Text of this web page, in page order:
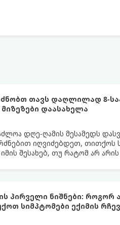
თავს დაღლილად 8-
დაასახელა
დღე-ღამის მესამედს
იღვიძებდეთ, თითქოს
შესახებ, თუ რატომ არ
პირველი ნიშნები:
სიმპტომები ექიმის